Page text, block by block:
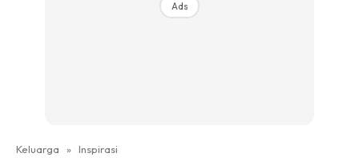
Ads
Keluarga » Inspirasi